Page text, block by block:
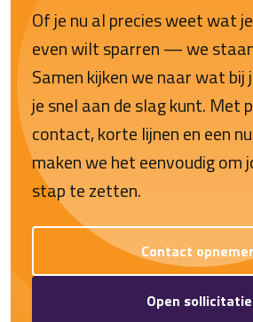
Of je nu al precies weet wat
even wilt sparren — we
Samen kijken we naar wat bij
je snel aan de slag kunt. Met
contact, korte lijnen en een
maken we het eenvoudig om
stap te zetten.
Contact
Open sollicitatie